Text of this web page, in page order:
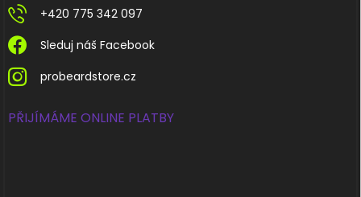
+420 775 342 097
Sleduj náš Facebook
probeardstore.cz
PŘIJÍMÁME ONLINE PLATBY